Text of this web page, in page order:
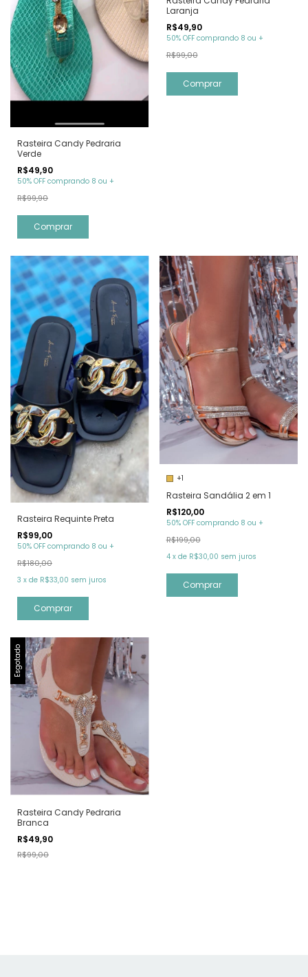
Rasteira Candy Pedraria
Verde
R$49,90
50% OFF comprando 8 ou +
R$99,90
Comprar
Laranja
R$49,90
50% OFF comprando 8 ou +
R$99,00
Comprar
Rasteira Requinte Preta
R$99,00
50% OFF comprando 8 ou +
R$180,00
3 x de R$33,00 sem juros
Comprar
+1
Rasteira Sandália 2 em 1
R$120,00
50% OFF comprando 8 ou +
R$199,00
4 x de R$30,00 sem juros
Comprar
Esgotado
Rasteira Candy Pedraria
Branca
R$49,90
R$99,00